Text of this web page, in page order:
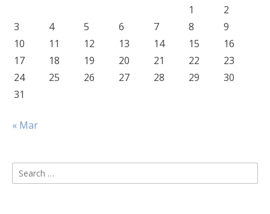
1
2
3
4 5 6 7 8
9
10
11 12 13 14 15
16
17
18 19 20 21 22
23
24
25 26 27 28 29
30
31
« Mar
Search
for: